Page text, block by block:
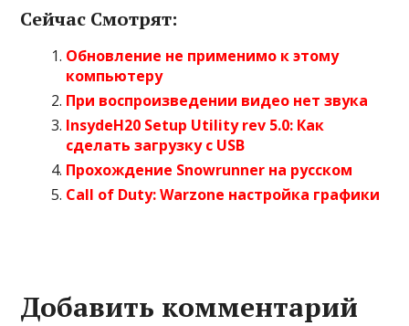
Сейчас Смотрят:
Обновление не применимо к этому
компьютеру
При воспроизведении видео нет звука
InsydeH20 Setup Utility rev 5.0: Как
сделать загрузку с USB
Прохождение Snowrunner на русском
Call of Duty: Warzone настройка графики
Добавить комментарий